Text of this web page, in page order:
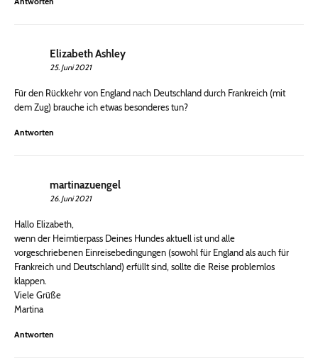
Elizabeth Ashley
25. Juni 2021
Für den Rückkehr von England nach Deutschland durch Frankreich (mit
dem Zug) brauche ich etwas besonderes tun?
Antworten
martinazuengel
26. Juni 2021
Hallo Elizabeth,
wenn der Heimtierpass Deines Hundes aktuell ist und alle
vorgeschriebenen Einreisebedingungen (sowohl für England als auch für
Frankreich und Deutschland) erfüllt sind, sollte die Reise problemlos
klappen.
Viele Grüße
Martina
Antworten